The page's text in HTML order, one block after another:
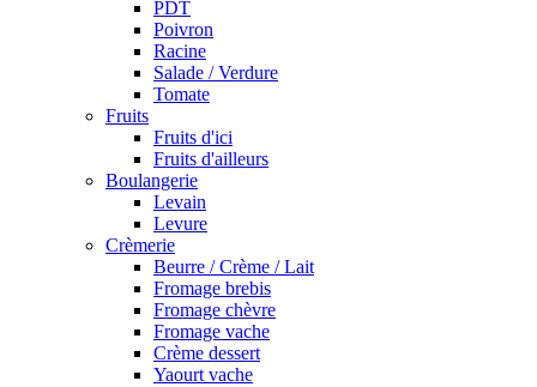
PDT
Poivron
Racine
Salade / Verdure
Tomate
Fruits
Fruits d'ici
Fruits d'ailleurs
Boulangerie
Levain
Levure
Crèmerie
Beurre / Crème / Lait
Fromage brebis
Fromage chèvre
Fromage vache
Crème dessert
Yaourt vache